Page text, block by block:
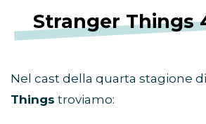
Stranger Things
Nel cast della quarta stagione di
Things troviamo: